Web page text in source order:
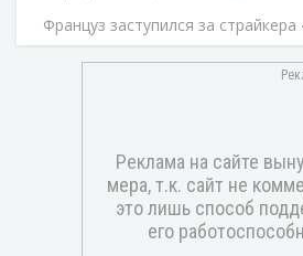
Француз заступился за страйкера